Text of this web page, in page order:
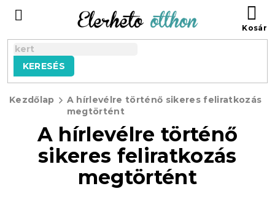
tartalomhoz
KERESÉS
Kezdőlap
A hírlevélre történő sikeres feliratkozás
megtörtént
A hírlevélre történő
sikeres feliratkozás
megtörtént